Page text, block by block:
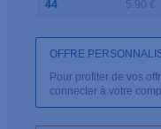
44 5.90 €
OFFRE
Pour profiter de vos
connecter à votre